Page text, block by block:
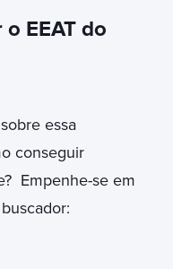
EEAT do
essa
conseguir
Empenhe-se em